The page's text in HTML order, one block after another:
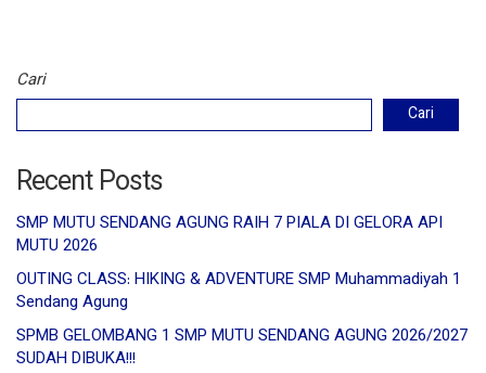
Cari
Cari
Recent Posts
SMP MUTU SENDANG AGUNG RAIH 7 PIALA DI GELORA API
MUTU 2026
OUTING CLASS: HIKING & ADVENTURE SMP Muhammadiyah 1
Sendang Agung
SPMB GELOMBANG 1 SMP MUTU SENDANG AGUNG 2026/2027
SUDAH DIBUKA!!!